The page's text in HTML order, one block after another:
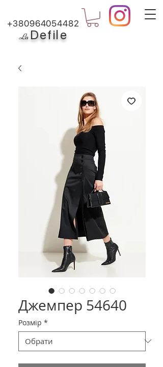
La Defile
+380964054482
Джемпер 54640
Розмір *